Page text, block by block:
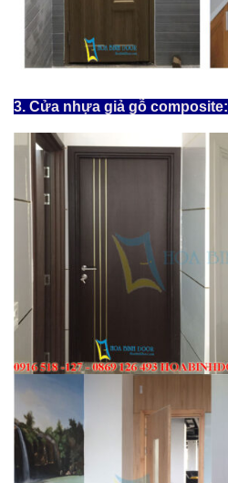
3. Cửa nhựa giả gỗ composite: